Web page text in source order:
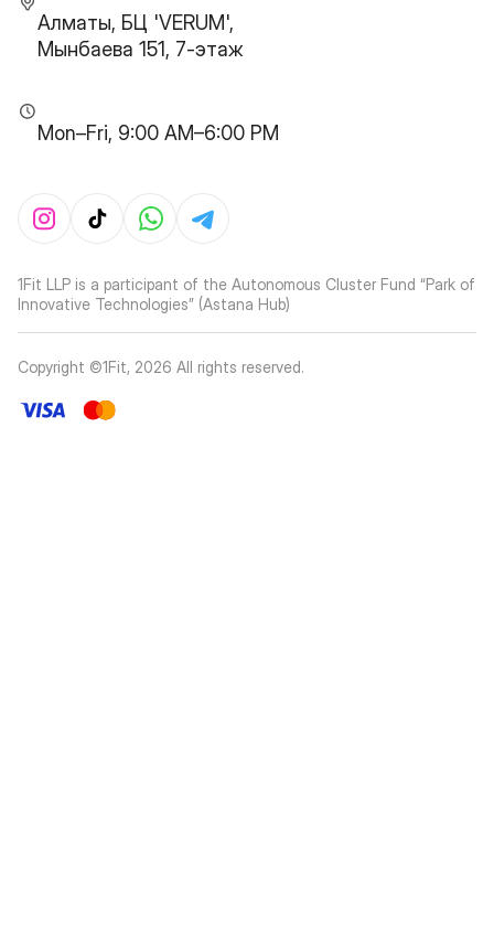
Алматы, БЦ 'VERUM',
Мынбаева 151, 7-этаж
Mon–Fri, 9:00 AM–6:00 PM
1Fit LLP is a participant of the Autonomous Cluster Fund “Park of
Innovative Technologies” (Astana Hub)
Copyright ©1Fit, 2026 All rights reserved.